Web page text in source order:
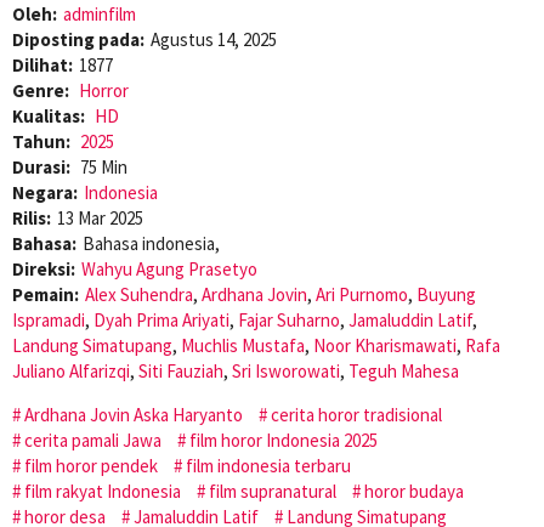
Oleh: adminfilm
Diposting pada: Agustus 14, 2025
Dilihat: 1877
Genre: Horror
Kualitas: HD
Tahun: 2025
Durasi: 75 Min
Negara: Indonesia
Rilis: 13 Mar 2025
Bahasa: Bahasa indonesia,
Direksi: Wahyu Agung Prasetyo
Pemain: Alex Suhendra, Ardhana Jovin, Ari Purnomo, Buyung
Ispramadi, Dyah Prima Ariyati, Fajar Suharno, Jamaluddin Latif,
Landung Simatupang, Muchlis Mustafa, Noor Kharismawati, Rafa
Juliano Alfarizqi, Siti Fauziah, Sri Isworowati, Teguh Mahesa
Ardhana Jovin Aska Haryanto
cerita horor tradisional
cerita pamali Jawa
film horor Indonesia 2025
film horor pendek
film indonesia terbaru
film rakyat Indonesia
film supranatural
horor budaya
horor desa
Jamaluddin Latif
Landung Simatupang